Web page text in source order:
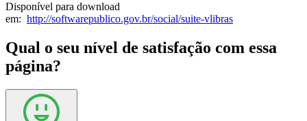
Disponível para download
em: http://softwarepublico.gov.br/social/suite-vlibras
Qual o seu nível de satisfação com essa
página?